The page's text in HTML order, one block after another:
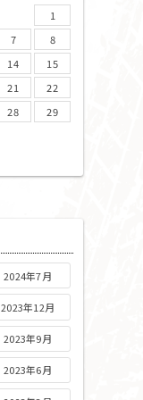
1
7
8
14
15
21
22
28
29
2024年7月
2023年12月
2023年9月
2023年6月